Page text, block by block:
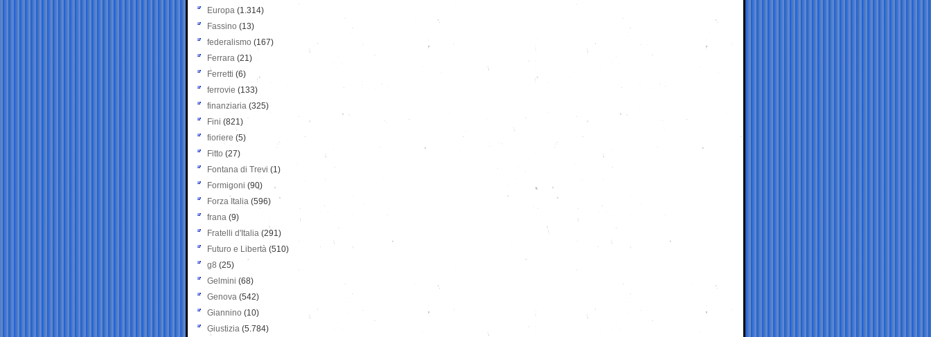
Europa (1.314)
Fassino (13)
federalismo (167)
Ferrara (21)
Ferretti (6)
ferrovie (133)
finanziaria (325)
Fini (821)
fioriere (5)
Fitto (27)
Fontana di Trevi (1)
Formigoni (90)
Forza Italia (596)
frana (9)
Fratelli d'Italia (291)
Futuro e Libertà (510)
g8 (25)
Gelmini (68)
Genova (542)
Giannino (10)
Giustizia (5.784)